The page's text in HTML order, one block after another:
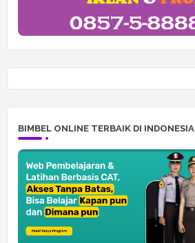
BIMBEL ONLINE TERBAIK DI INDONESIA